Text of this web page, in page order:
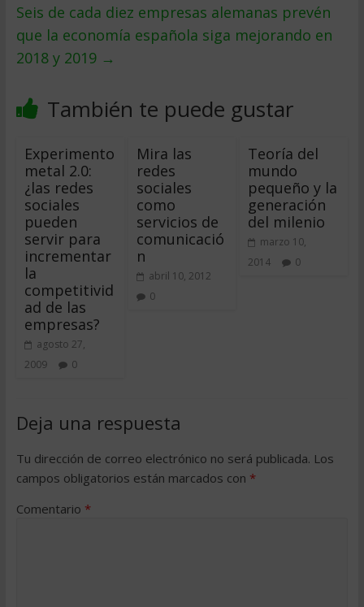
Seis de cada diez empresas alemanas prevén
que la economía española siga mejorando en
2018 y 2019 →
También te puede gustar
Experimento
metal 2.0:
¿las redes
sociales
pueden
servir para
incrementar
la
competitivid
ad de las
empresas?
agosto 27,
2009
0
Mira las
redes
sociales
como
servicios de
comunicació
n
abril 10, 2012
0
Teoría del
mundo
pequeño y la
generación
del milenio
marzo 10,
2014
0
Deja una respuesta
Tu dirección de correo electrónico no será publicada. Los
campos obligatorios están marcados con *
Comentario *